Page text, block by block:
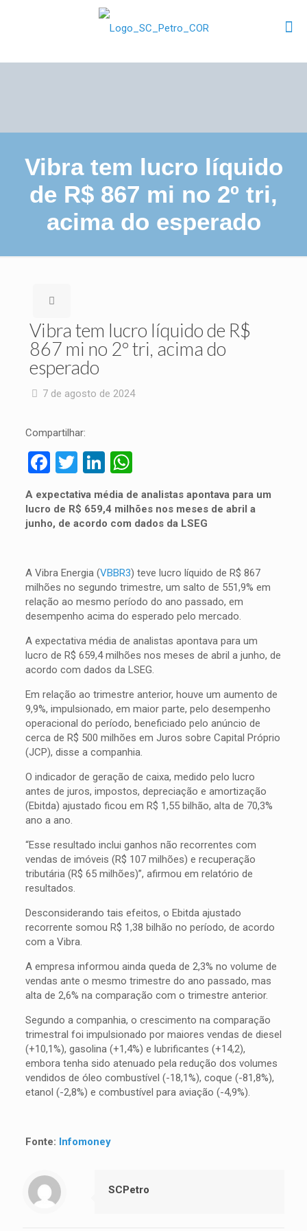
Vibra tem lucro líquido
de R$ 867 mi no 2º tri,
acima do esperado
Vibra tem lucro líquido de R$
867 mi no 2º tri, acima do
esperado
7 de agosto de 2024
Compartilhar:
Facebook
TwitterLinkedIn
WhatsApp
A expectativa média de analistas apontava para um
lucro de R$ 659,4 milhões nos meses de abril a
junho, de acordo com dados da LSEG
A Vibra Energia (VBBR3) teve lucro líquido de R$ 867
milhões no segundo trimestre, um salto de 551,9% em
relação ao mesmo período do ano passado, em
desempenho acima do esperado pelo mercado.
A expectativa média de analistas apontava para um
lucro de R$ 659,4 milhões nos meses de abril a junho, de
acordo com dados da LSEG.
Em relação ao trimestre anterior, houve um aumento de
9,9%, impulsionado, em maior parte, pelo desempenho
operacional do período, beneficiado pelo anúncio de
cerca de R$ 500 milhões em Juros sobre Capital Próprio
(JCP), disse a companhia.
O indicador de geração de caixa, medido pelo lucro
antes de juros, impostos, depreciação e amortização
(Ebitda) ajustado ficou em R$ 1,55 bilhão, alta de 70,3%
ano a ano.
“Esse resultado inclui ganhos não recorrentes com
vendas de imóveis (R$ 107 milhões) e recuperação
tributária (R$ 65 milhões)”, afirmou em relatório de
resultados.
Desconsiderando tais efeitos, o Ebitda ajustado
recorrente somou R$ 1,38 bilhão no período, de acordo
com a Vibra.
A empresa informou ainda queda de 2,3% no volume de
vendas ante o mesmo trimestre do ano passado, mas
alta de 2,6% na comparação com o trimestre anterior.
Segundo a companhia, o crescimento na comparação
trimestral foi impulsionado por maiores vendas de diesel
(+10,1%), gasolina (+1,4%) e lubrificantes (+14,2),
embora tenha sido atenuado pela redução dos volumes
vendidos de óleo combustível (-18,1%), coque (-81,8%),
etanol (-2,8%) e combustível para aviação (-4,9%).
Fonte: Infomoney
SCPetro